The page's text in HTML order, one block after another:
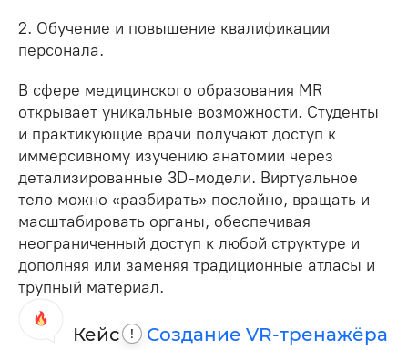
2. Обучение и повышение квалификации
персонала.
В сфере медицинского образования MR
открывает уникальные возможности. Студенты
и практикующие врачи получают доступ к
иммерсивному изучению анатомии через
детализированные 3D-модели. Виртуальное
тело можно «разбирать» послойно, вращать и
масштабировать органы, обеспечивая
неограниченный доступ к любой структуре и
дополняя или заменяя традиционные атласы и
трупный материал.
Кейс !
Создание VR-тренажёра